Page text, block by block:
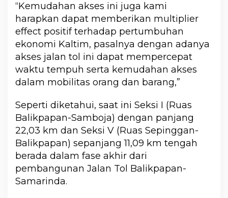
“Kemudahan akses ini juga kami
harapkan dapat memberikan multiplier
effect positif terhadap pertumbuhan
ekonomi Kaltim, pasalnya dengan adanya
akses jalan tol ini dapat mempercepat
waktu tempuh serta kemudahan akses
dalam mobilitas orang dan barang,”
Seperti diketahui, saat ini Seksi I (Ruas
Balikpapan-Samboja) dengan panjang
22,03 km dan Seksi V (Ruas Sepinggan-
Balikpapan) sepanjang 11,09 km tengah
berada dalam fase akhir dari
pembangunan Jalan Tol Balikpapan-
Samarinda.